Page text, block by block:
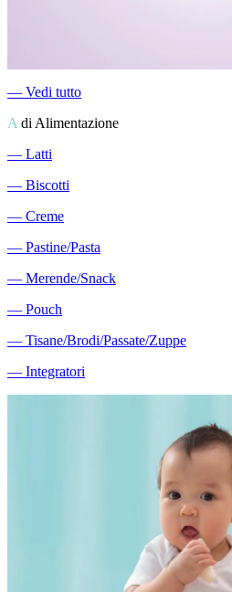
― Vedi tutto
A di Alimentazione
― Latti
― Biscotti
― Creme
― Pastine/Pasta
― Merende/Snack
― Pouch
― Tisane/Brodi/Passate/Zuppe
― Integratori